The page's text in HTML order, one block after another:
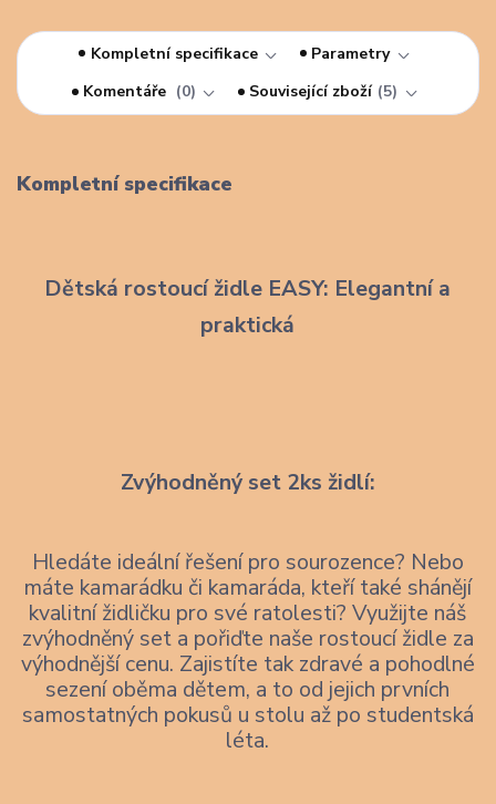
Kompletní specifikace
Parametry
Komentáře
0 Související zboží 5
Kompletní specifikace
Dětská rostoucí židle EASY: Elegantní a
praktická
Zvýhodněný set 2ks židlí:
Hledáte ideální řešení pro sourozence? Nebo
máte kamarádku či kamaráda, kteří také shánějí
kvalitní židličku pro své ratolesti? Využijte náš
zvýhodněný set a pořiďte naše rostoucí židle za
výhodnější cenu. Zajistíte tak zdravé a pohodlné
sezení oběma dětem, a to od jejich prvních
samostatných pokusů u stolu až po studentská
léta.